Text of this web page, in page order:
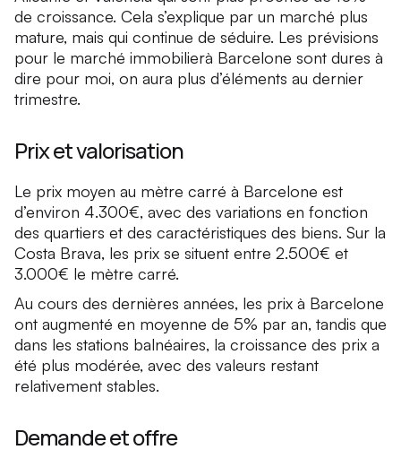
de croissance. Cela s’explique par un marché plus
mature, mais qui continue de séduire. Les prévisions
pour le marché immobilierà Barcelone sont dures à
dire pour moi, on aura plus d’éléments au dernier
trimestre.
Prix et valorisation
Le prix moyen au mètre carré à Barcelone est
d’environ 4.300€, avec des variations en fonction
des quartiers et des caractéristiques des biens. Sur la
Costa Brava, les prix se situent entre 2.500€ et
3.000€ le mètre carré.
Au cours des dernières années, les prix à Barcelone
ont augmenté en moyenne de 5% par an, tandis que
dans les stations balnéaires, la croissance des prix a
été plus modérée, avec des valeurs restant
relativement stables.
Demande et offre